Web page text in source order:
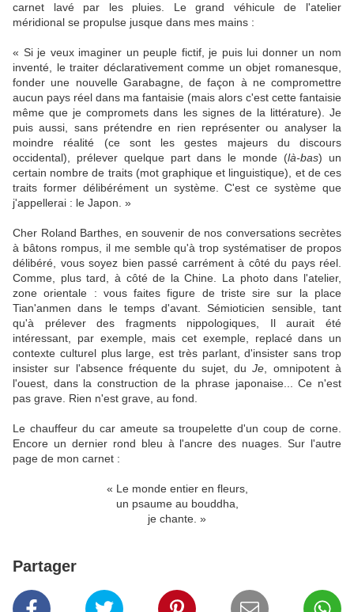
carnet lavé par les pluies. Le grand véhicule de l'atelier
méridional se propulse jusque dans mes mains :
« Si je veux imaginer un peuple fictif, je puis lui donner un nom
inventé, le traiter déclarativement comme un objet romanesque,
fonder une nouvelle Garabagne, de façon à ne compromettre
aucun pays réel dans ma fantaisie (mais alors c'est cette fantaisie
même que je compromets dans les signes de la littérature). Je
puis aussi, sans prétendre en rien représenter ou analyser la
moindre réalité (ce sont les gestes majeurs du discours
occidental), prélever quelque part dans le monde (là-bas) un
certain nombre de traits (mot graphique et linguistique), et de ces
traits former délibérément un système. C'est ce système que
j'appellerai : le Japon. »
Cher Roland Barthes, en souvenir de nos conversations secrètes
à bâtons rompus, il me semble qu'à trop systématiser de propos
délibéré, vous soyez bien passé carrément à côté du pays réel.
Comme, plus tard, à côté de la Chine. La photo dans l'atelier,
zone orientale : vous faites figure de triste sire sur la place
Tian'anmen dans le temps d'avant. Sémioticien sensible, tant
qu'à prélever des fragments nippologiques, Il aurait été
intéressant, par exemple, mais cet exemple, replacé dans un
contexte culturel plus large, est très parlant, d'insister sans trop
insister sur l'absence fréquente du sujet, duJe , omnipotent à
l'ouest, dans la construction de la phrase japonaise... Ce n'est
pas grave. Rien n'est grave, au fond.
Le chauffeur du car ameute sa troupelette d'un coup de corne.
Encore un dernier rond bleu à l'ancre des nuages. Sur l'autre
page de mon carnet :
« Le monde entier en fleurs,
un psaume au bouddha,
je chante. »
Partager